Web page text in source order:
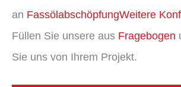
an FassölabschöpfungWeitere
Füllen Sie unsere aus Fragebogen
Sie uns von Ihrem Projekt.